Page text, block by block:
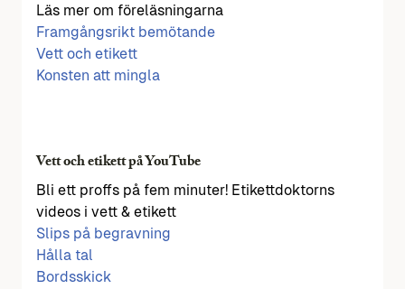
Läs mer om föreläsningarna
Framgångsrikt bemötande
Vett och etikett
Konsten att mingla
Vett och etikett på YouTube
Bli ett proffs på fem minuter! Etikettdoktorns
videos i vett & etikett
Slips på begravning
Hålla tal
Bordsskick